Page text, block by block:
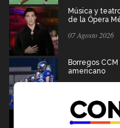
Música y
de la Ópera
07 Agosto 2026
Borregos
americano
Del escenario
Estados